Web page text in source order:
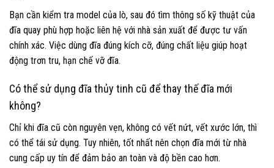
Bạn cần kiểm tra model của lò, sau đó tìm thông số kỹ thuật của
đĩa quay phù hợp hoặc liên hệ với nhà sản xuất để được tư vấn
chính xác. Việc dùng đĩa đúng kích cỡ, đúng chất liệu giúp hoạt
động trơn tru, hạn chế vỡ đĩa.
Có thể sử dụng đĩa thủy tinh cũ để thay thế đĩa mới
không?
Chỉ khi đĩa cũ còn nguyên vẹn, không có vết nứt, vết xước lớn, thì
có thể tái sử dụng. Tuy nhiên, tốt nhất nên chọn đĩa mới từ nhà
cung cấp uy tín để đảm bảo an toàn và độ bền cao hơn.